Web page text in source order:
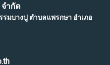
ำกัด
มบางปู ตำบลแพรกษา อำเภอ